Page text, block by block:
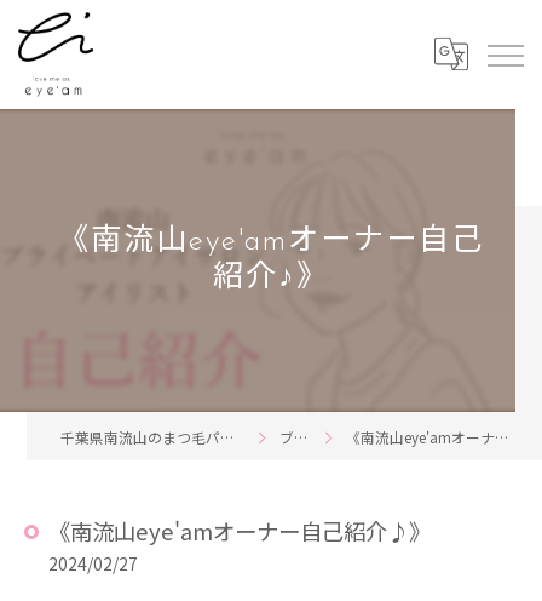
《南流山eye'amオーナー自己
紹介♪》
千葉県南流山のまつ毛パーマならeye'am ブログ 《南流山eye'amオーナー自己紹介♪》
《南流山eye'amオーナー自己紹介♪》
2024/02/27